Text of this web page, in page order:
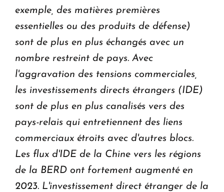
exemple, des matières premières
essentielles ou des produits de défense)
sont de plus en plus échangés avec un
nombre restreint de pays. Avec
l'aggravation des tensions commerciales,
les investissements directs étrangers (IDE)
sont de plus en plus canalisés vers des
pays-relais qui entretiennent des liens
commerciaux étroits avec d'autres blocs.
Les flux d'IDE de la Chine vers les régions
de la BERD ont fortement augmenté en
2023. L'investissement direct étranger de la